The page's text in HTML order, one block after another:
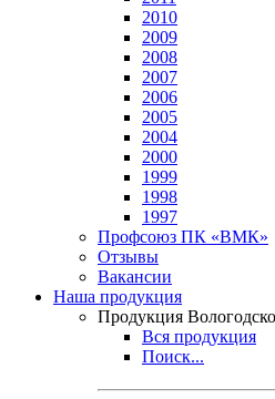
2010
2009
2008
2007
2006
2005
2004
2000
1999
1998
1997
Профсоюз ПК «ВМК»
Отзывы
Вакансии
Наша продукция
Продукция
Вся продукция
Поиск...